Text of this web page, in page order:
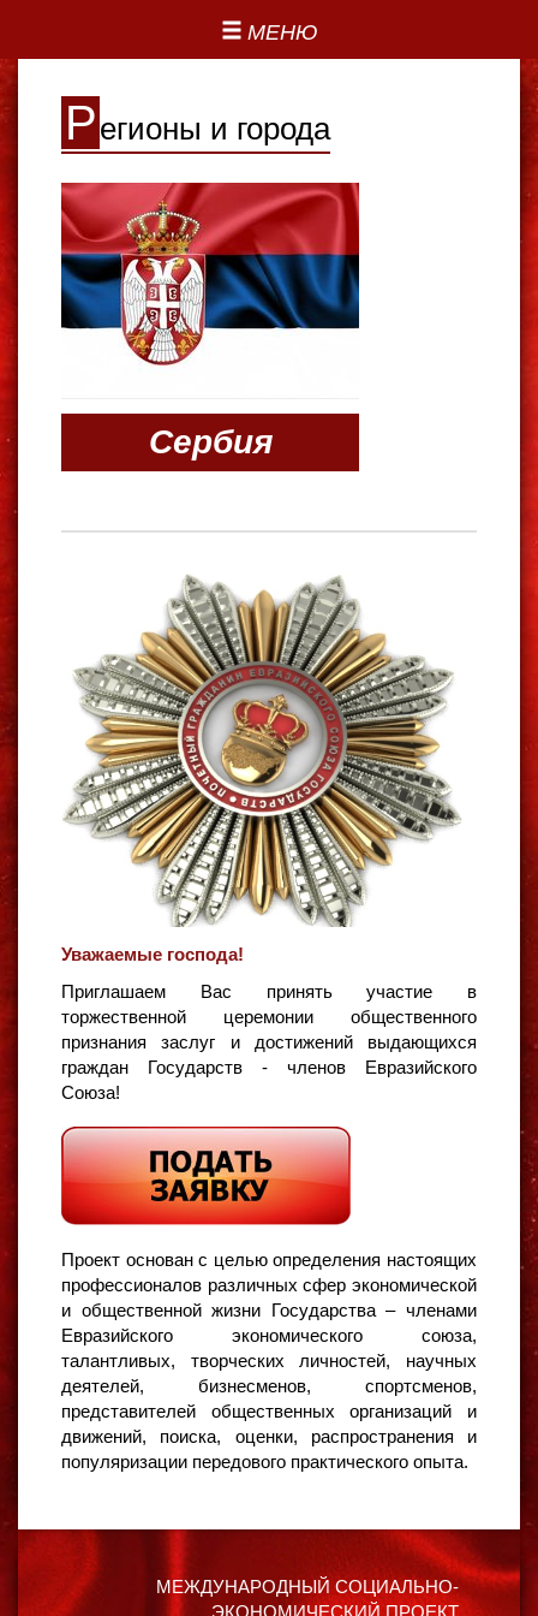
МЕНЮ
Регионы и города
Сербия
Уважаемые господа!
Приглашаем Вас принять участие в
торжественной церемонии общественного
признания заслуг и достижений выдающихся
граждан Государств - членов Евразийского
Союза!
Проект основан с целью определения настоящих
профессионалов различных сфер экономической
и общественной жизни Государства – членами
Евразийского экономического союза,
талантливых, творческих личностей, научных
деятелей, бизнесменов, спортсменов,
представителей общественных организаций и
движений, поиска, оценки, распространения и
популяризации передового практического опыта.
МЕЖДУНАРОДНЫЙ СОЦИАЛЬНО-
ЭКОНОМИЧЕСКИЙ ПРОЕКТ